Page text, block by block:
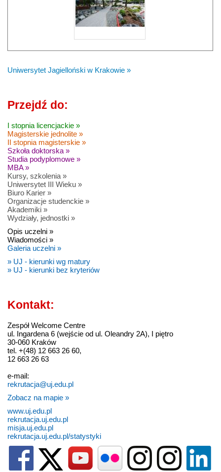
Uniwersytet Jagielloński w Krakowie »
Przejdź do:
I stopnia licencjackie »
Magisterskie jednolite »
II stopnia magisterskie »
Szkoła doktorska »
Studia podyplomowe »
MBA »
Kursy, szkolenia »
Uniwersytet III Wieku »
Biuro Karier »
Organizacje studenckie »
Akademiki »
Wydziały, jednostki »
Opis uczelni »
Wiadomości »
Galeria uczelni »
» UJ - kierunki wg matury
» UJ - kierunki bez kryteriów
Kontakt:
Zespół Welcome Centre
ul. Ingardena 6 (wejście od ul. Oleandry 2A), I piętro
30-060 Kraków
tel. +(48) 12 663 26 60,
12 663 26 63
e-mail:
rekrutacja@uj.edu.pl
Zobacz na mapie »
www.uj.edu.pl
rekrutacja.uj.edu.pl
misja.uj.edu.pl
rekrutacja.uj.edu.pl/statystyki